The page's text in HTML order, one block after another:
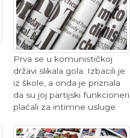
Prva se u komunističkoj
državi slikala gola: Izbacili je
iz škole, a onda je priznala
da su joj partijski funkcioneri
plaćali za intimne usluge